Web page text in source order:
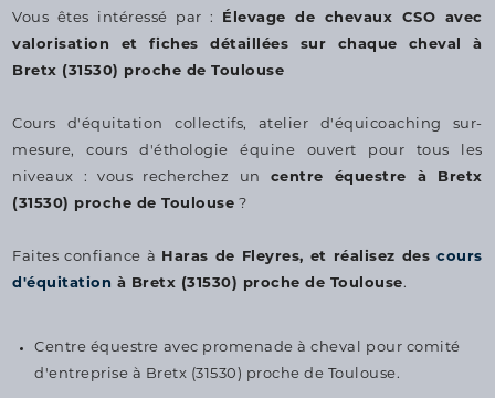
Vous êtes intéressé par :
Élevage de chevaux CSO avec
valorisation et fiches détaillées sur chaque cheval à
Bretx (31530) proche de Toulouse
Cours d'équitation collectifs, atelier d'équicoaching sur-
mesure, cours d'éthologie équine ouvert pour tous les
niveaux : vous recherchez un centre équestre à Bretx
(31530) proche de Toulouse ?
Faites confiance à Haras de Fleyres, et réalisez descours
d'équitation à Bretx (31530) proche de Toulouse.
Centre équestre avec promenade à cheval pour comité
d'entreprise à Bretx (31530) proche de Toulouse.